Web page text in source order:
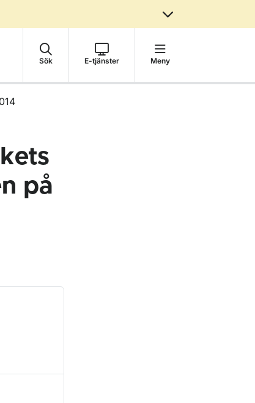
Sök E-tjänster Meny
på